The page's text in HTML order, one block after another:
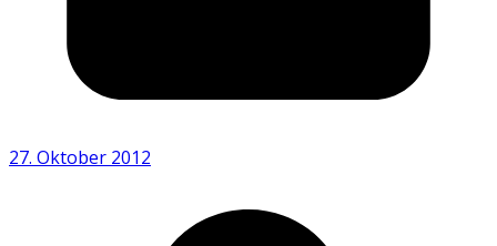
27. Oktober 2012